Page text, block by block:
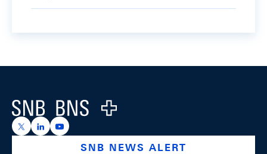
Logo
https://x.com/snb_bns
https://ch.linkedin.com/company/swiss-national-
https://www.youtube.com/@swissnationalbank
SNB NEWS ALERT